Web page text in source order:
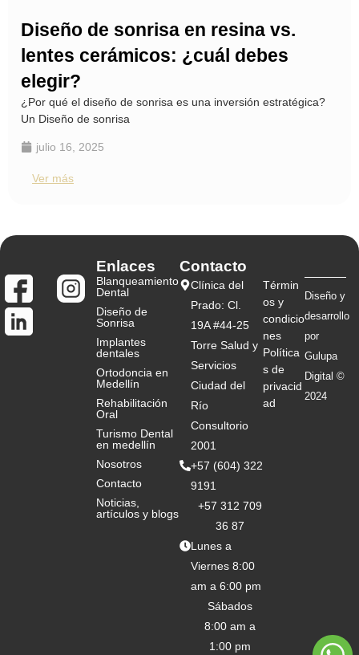
Diseño de sonrisa en resina vs.
lentes cerámicos: ¿cuál debes
elegir?
¿Por qué el diseño de sonrisa es una inversión estratégica?
Un Diseño de sonrisa
julio 16, 2025
Ver más
Enlaces
Blanqueamiento
Dental
Diseño de
Sonrisa
Implantes
dentales
Ortodoncia en
Medellín
Rehabilitación
Oral
Turismo Dental
en medellín
Nosotros
Contacto
Noticias,
artículos y blogs
Contacto
+57 (604) 322
9191
+57 312 709
36 87
Lunes a
Viernes 8:00
am a 6:00 pm
Sábados
8:00 am a
1:00 pm
Clínica del
Prado: Cl.
19A #44-25
Torre Salud y
Servicios
Ciudad del
Río
Consultorio
2001
Diseño y
desarrollo
por
Gulupa
Digital ©
2024
Términ
os y
condicio
nes
Política
s de
privacid
ad